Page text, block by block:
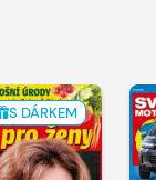
S DÁRKEM